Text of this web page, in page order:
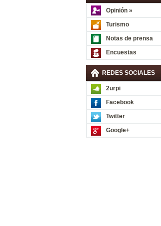
Opinión »
Turismo
Notas de prensa
Encuestas
REDES SOCIALES
2urpi
Facebook
Twitter
Google+